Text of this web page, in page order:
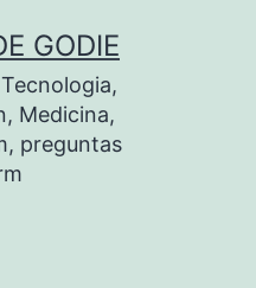
GODIE
Medicina,
preguntas